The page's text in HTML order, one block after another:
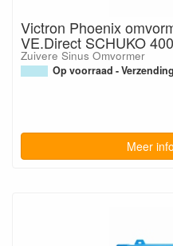
Victron Phoenix
VE.Direct SCHUKO
Zuivere Sinus Omvormer
Op voorraad -
Meer